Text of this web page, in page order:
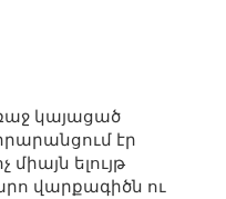
կայացած
էր
ելույթ
վարքագիծն ու